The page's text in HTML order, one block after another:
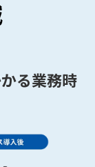
る業務時